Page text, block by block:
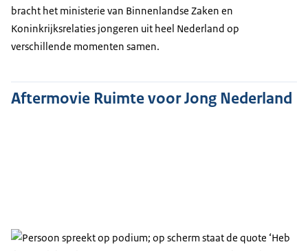
bracht het ministerie van Binnenlandse Zaken en
Koninkrijksrelaties jongeren uit heel Nederland op
verschillende momenten samen.
Aftermovie Ruimte voor Jong Nederland